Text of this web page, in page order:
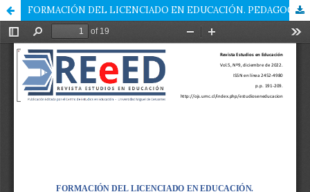
FORMACIÓN DEL LICENCIADO EN EDUCACIÓN. PEDAGOGÍA-PSICOLOGÍA PARA LA ATENCIÓN A DIFICULTADES EN EL APRENDIZAJE